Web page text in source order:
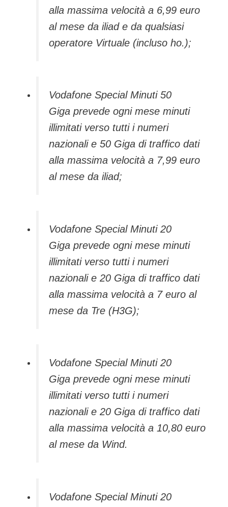
alla massima velocità a 6,99 euro
al mese da iliad e da qualsiasi
operatore Virtuale (incluso ho.);
Vodafone Special Minuti 50
Giga prevede ogni mese minuti
illimitati verso tutti i numeri
nazionali e 50 Giga di traffico dati
alla massima velocità a 7,99 euro
al mese da iliad;
Vodafone Special Minuti 20
Giga prevede ogni mese minuti
illimitati verso tutti i numeri
nazionali e 20 Giga di traffico dati
alla massima velocità a 7 euro al
mese da Tre (H3G);
Vodafone Special Minuti 20
Giga prevede ogni mese minuti
illimitati verso tutti i numeri
nazionali e 20 Giga di traffico dati
alla massima velocità a 10,80 euro
al mese da Wind.
Vodafone Special Minuti 20